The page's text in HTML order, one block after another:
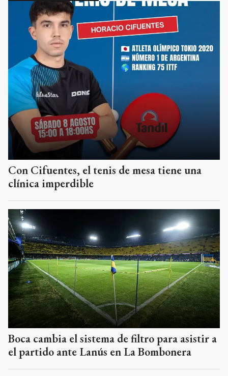
Con Cifuentes, el tenis de mesa tiene una
clínica imperdible
Boca cambia el sistema de filtro para asistir a
el partido ante Lanús en La Bombonera